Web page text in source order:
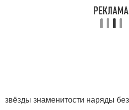
звёзды знаменитости наряды